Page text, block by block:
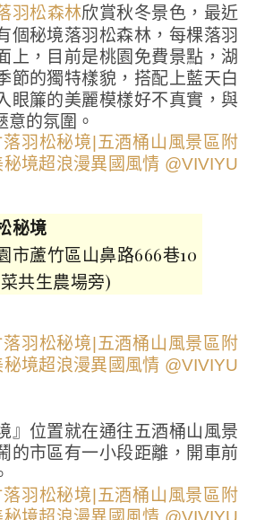
羽松森林欣賞秋冬景色，最近
個秘境落羽松森林，每棵落羽
上，目前是桃園免費景點，湖
節的獨特樣貌，搭配上藍天白
眼簾的美麗模樣好不真實，與
意的氛圍。
秘境
市蘆竹區山鼻路666巷10
共生農場旁)
』位置就在通往五酒桶山風景
的市區有一小段距離，開車前